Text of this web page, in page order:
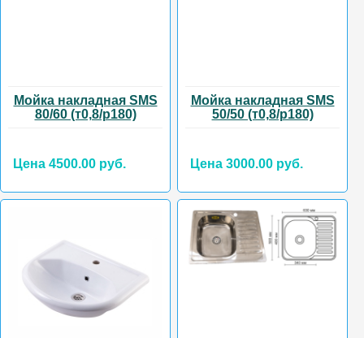
Мойка накладная SMS
80/60 (т0,8/р180)
Цена 4500.00 руб.
Мойка накладная SMS
50/50 (т0,8/р180)
Цена 3000.00 руб.